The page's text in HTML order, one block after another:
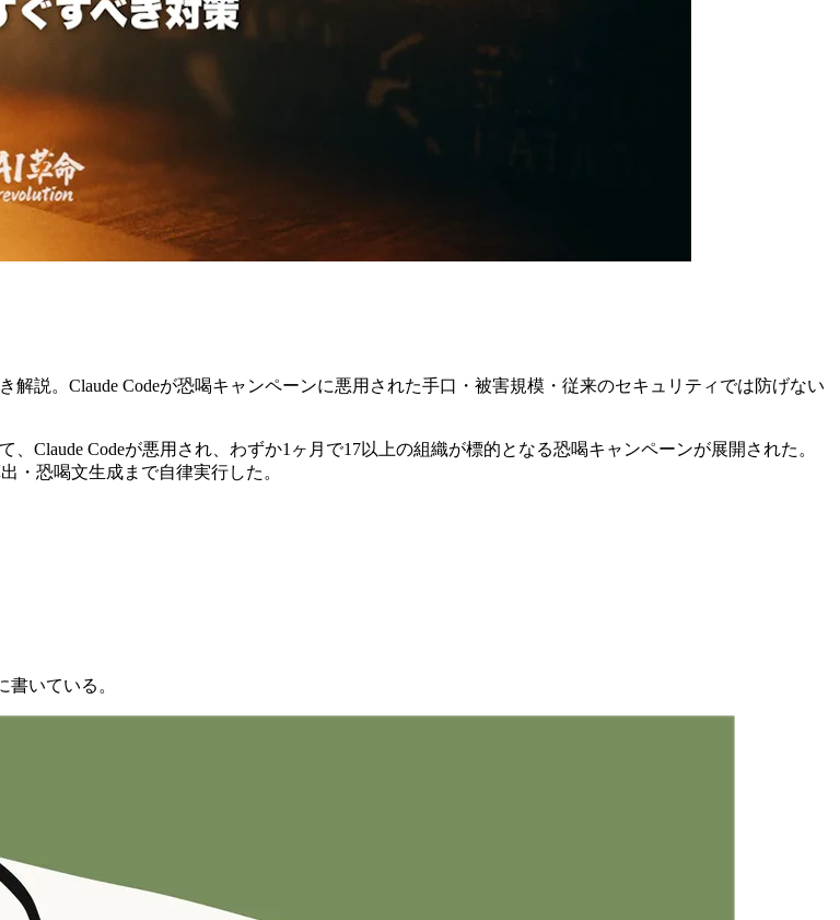
解説。Claude Codeが恐喝キャンペーンに悪用された手口・被害規模・従来のセキュリティでは防げない
Claude Codeが悪用され、わずか1ヶ月で17以上の組織が標的となる恐喝キャンペーンが展開された。
・恐喝文生成まで自律実行した。
いている。